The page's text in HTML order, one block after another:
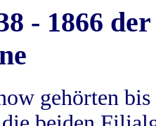
- 1866
gehörten